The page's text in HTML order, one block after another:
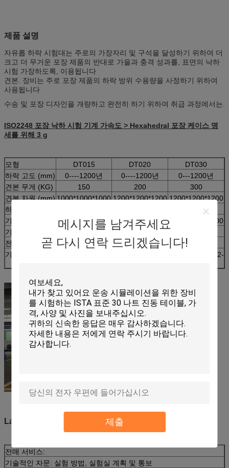
메시지를 남겨주세요
곧 다시 연락 드리겠습니다!
제출
제품 설명
자유롭 하락 시험대는 주로의 가장자리 및 구석을 달성하기 위하여 더
크고 더 무거운 포장 제품의 반대로 가을과 충격 성과를, 표면의 낙하
시험 가장하도록, 이용됩니다
견본. 장비는 주로 포장 제품의 하락 방위 수용량을 사정하기 위하여
사용됩니다
수송 및 포장 디자인을 개량하고 완전히 하기 위하여 취급 과정에서는.
ISO2248 포장 낙하 시험 기계 가속도 > Hexahedral 포장 케이스 명
세 를 위해 3 g
모형 DT015 DT020
DT030
하락 고도 (mm)
0----1200년 0----1200년
0---1200년
견본 무게 (KG)
150 200
300
견본 차원 (mm)1000*1000*1000 1200*1200*1200 1200*1200*1200
하락 유형
기계 차원 (mm)
1900*1700*2800 2100*1700*2800 2100*1700*2800
기계 무게 (kg)
2500 3200
전력 공급
3 단계 AC380V 50HZ
기준
ISO2248-72 (E) GB/T4857.5 JISZ0202-87 IEC68-2-
Labtone 서비스
전매 서비스:
기술적인 자문: 실험 방법, 실험실 계획 및 통보